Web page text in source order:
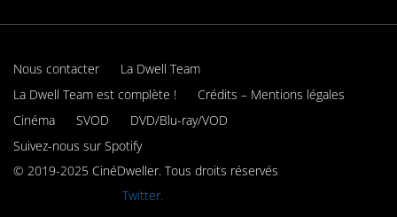
Nous contacter
La Dwell Team
La Dwell Team est complète !
Crédits – Mentions légales
Cinéma
SVOD
DVD/Blu-ray/VOD
Suivez-nous sur Spotify
© 2019-2025 CinéDweller. Tous droits réservés
Twitter.